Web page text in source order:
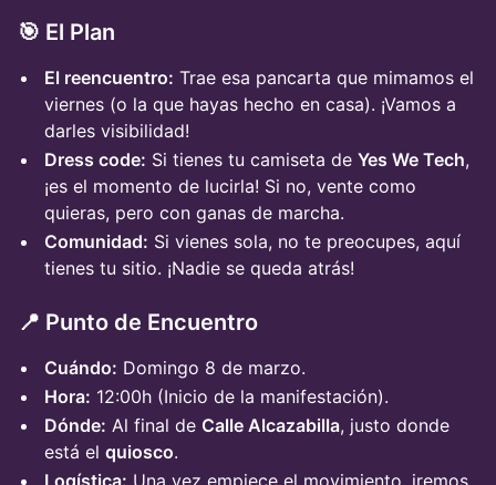
🎯 El Plan
El reencuentro: Trae esa pancarta que mimamos el
viernes (o la que hayas hecho en casa). ¡Vamos a
darles visibilidad!
Dress code: Si tienes tu camiseta de Yes We Tech,
¡es el momento de lucirla! Si no, vente como
quieras, pero con ganas de marcha.
Comunidad: Si vienes sola, no te preocupes, aquí
tienes tu sitio. ¡Nadie se queda atrás!
📍 Punto de Encuentro
Cuándo: Domingo 8 de marzo.
Hora: 12:00h (Inicio de la manifestación).
Dónde: Al final de Calle Alcazabilla, justo donde
está el quiosco.
Logística: Una vez empiece el movimiento, iremos